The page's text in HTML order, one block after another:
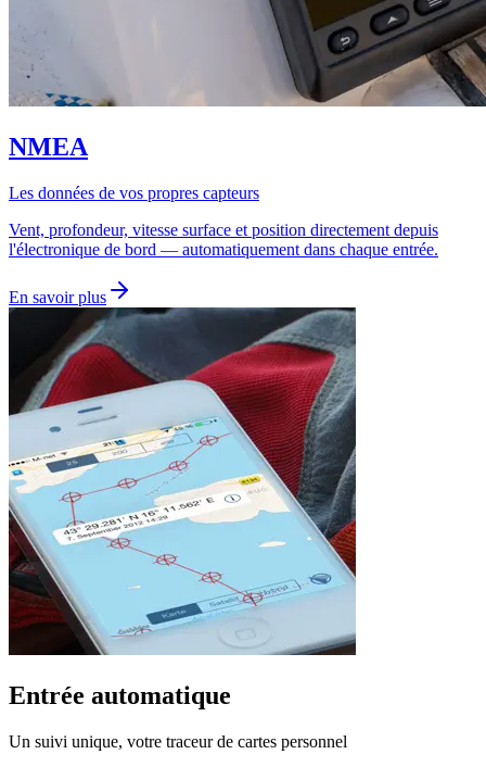
NMEA
Les données de vos propres capteurs
Vent, profondeur, vitesse surface et position directement depuis
l'électronique de bord — automatiquement dans chaque entrée.
En savoir plus
Entrée automatique
Un suivi unique, votre traceur de cartes personnel